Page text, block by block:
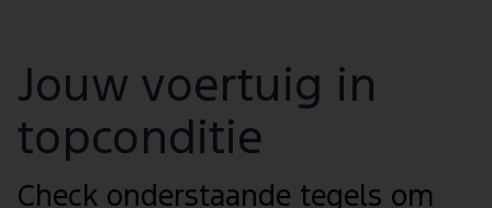
Jouw voertuig in
topconditie
Check onderstaande tegels om